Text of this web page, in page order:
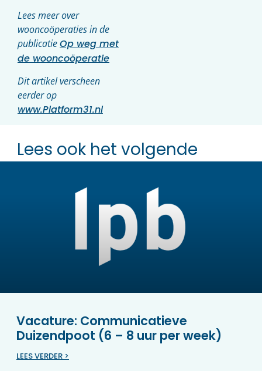
Lees meer over
wooncoöperaties in de
publicatieOp weg met
de wooncoöperatie
Dit artikel verscheen
eerder op
www.Platform31.nl
Lees ook het volgende
Vacature: Communicatieve
Duizendpoot (6 – 8 uur per week)
LEES VERDER >